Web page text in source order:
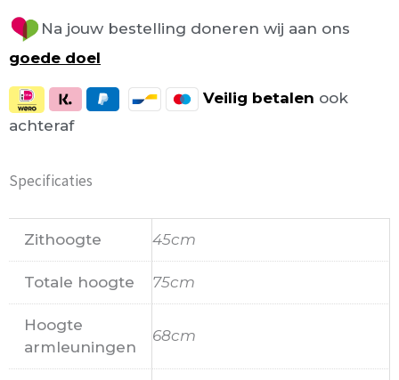
Na jouw bestelling doneren wij aan ons
goede doel
Veilig betalen ook
achteraf
Specificaties
Zithoogte 45cm
Totale hoogte 75cm
Hoogte
armleuningen
68cm